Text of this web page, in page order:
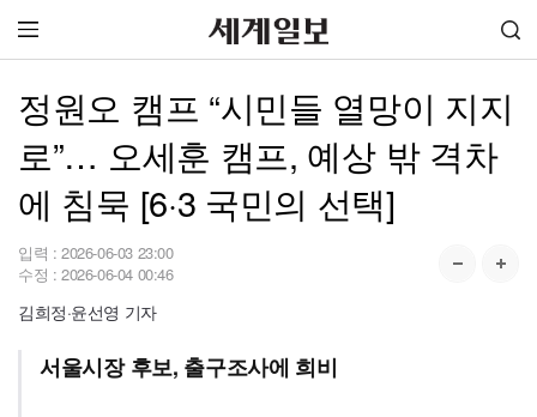
정원오 캠프 “시민들 열망이 지지
로”… 오세훈 캠프, 예상 밖 격차
에 침묵 [6·3 국민의 선택]
입력 : 2026-06-03 23:00
수정 : 2026-06-04 00:46
김희정·윤선영 기자
서울시장 후보, 출구조사에 희비